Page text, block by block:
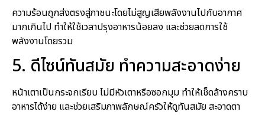
ความร้อนถูกส่งตรงสู่ภาชนะโดยไม่สูญเสียพลังงานไปกับอากาศ
มากเกินไป ทำให้ใช้เวลาปรุงอาหารน้อยลง และช่วยลดการใช้
พลังงานโดยรวม
5. ดีไซน์ทันสมัย ทำความสะอาดง่าย
หน้าเตาเป็นกระจกเรียบ ไม่มีหัวเตาหรือซอกมุม ทำให้เช็ดล้างคราบ
อาหารได้ง่าย และช่วยเสริมภาพลักษณ์ครัวให้ดูทันสมัย สะอาดตา